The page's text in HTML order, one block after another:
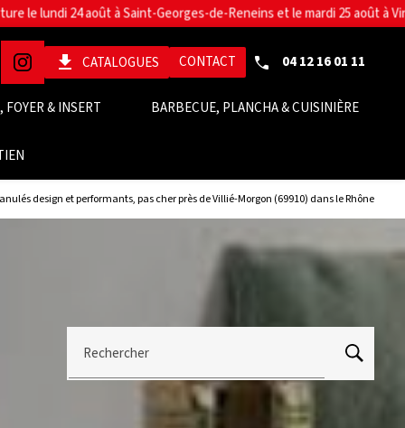
get_app CATALOGUES CONTACT 04 12 16 01 11
FOYER & INSERT BARBECUE, PLANCHA & CUISINIÈRE
design et performants, pas cher près de Villié-Morgon (69910) dans le Rhône
Rechercher